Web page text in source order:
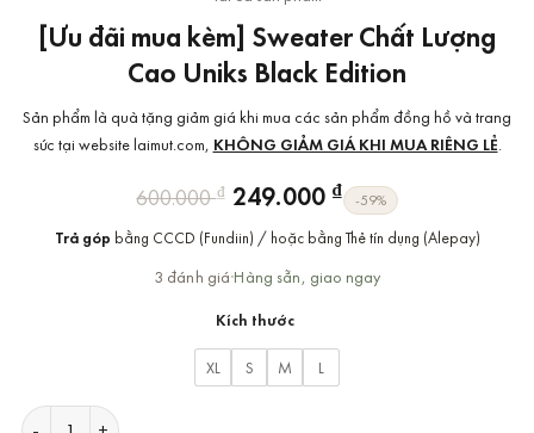
[Ưu đãi mua kèm] Sweater Chất Lượng
Cao Uniks Black Edition
Sản phẩm là quà tặng giảm giá khi mua các sản phẩm đồng hồ và trang
sức tại website laimut.com, KHÔNG GIẢM GIÁ KHI MUA RIÊNG LẺ.
600.000₫ Giá
gốc
là:
600.000 ₫.
249.000 ₫
Giá
hiện
tại
là:
249.000 ₫.
-59%
Trả góp bằng CCCD (Fundiin) / hoặc bằng Thẻ tín dụng (Alepay)
3 đánh giá·Hàng sẵn, giao ngay
Kích thước
XL S M L
[Ưu đãi mua kèm] Sweater Chất Lượng Cao Uniks Black